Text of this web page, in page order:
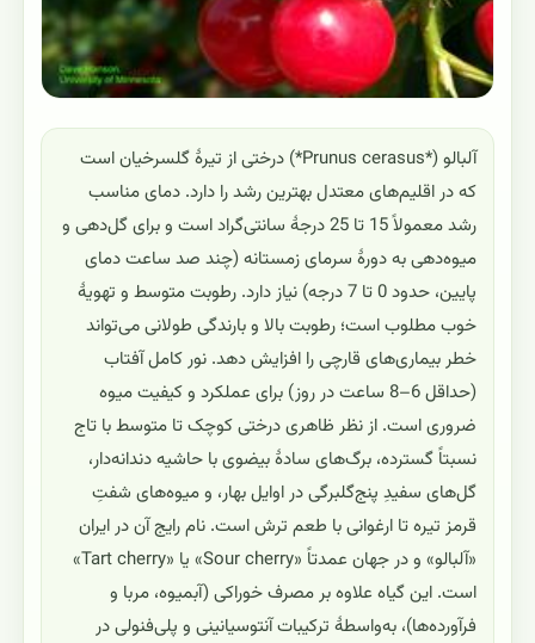
آلبالو (*Prunus cerasus*) درختی از تیرهٔ گلسرخیان است
که در اقلیم‌های معتدل بهترین رشد را دارد. دمای مناسب
رشد معمولاً 15 تا 25 درجهٔ سانتی‌گراد است و برای گل‌دهی و
میوه‌دهی به دورهٔ سرمای زمستانه (چند صد ساعت دمای
پایین، حدود 0 تا 7 درجه) نیاز دارد. رطوبت متوسط و تهویهٔ
خوب مطلوب است؛ رطوبت بالا و بارندگی طولانی می‌تواند
خطر بیماری‌های قارچی را افزایش دهد. نور کامل آفتاب
(حداقل 6–8 ساعت در روز) برای عملکرد و کیفیت میوه
ضروری است. از نظر ظاهری درختی کوچک تا متوسط با تاج
نسبتاً گسترده، برگ‌های سادهٔ بیضوی با حاشیه دندانه‌دار،
گل‌های سفیدِ پنج‌گلبرگی در اوایل بهار، و میوه‌های شفتِ
قرمز تیره تا ارغوانی با طعم ترش است. نام رایج آن در ایران
«آلبالو» و در جهان عمدتاً «Sour cherry» یا «Tart cherry»
است. این گیاه علاوه بر مصرف خوراکی (آبمیوه، مربا و
فرآورده‌ها)، به‌واسطهٔ ترکیبات آنتوسیانینی و پلی‌فنولی در